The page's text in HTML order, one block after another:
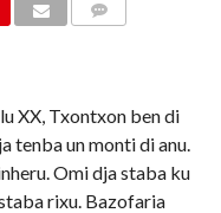
XX, Txontxon ben di
tenba un monti di anu.
Omi dja staba ku
rixu. Bazofaria